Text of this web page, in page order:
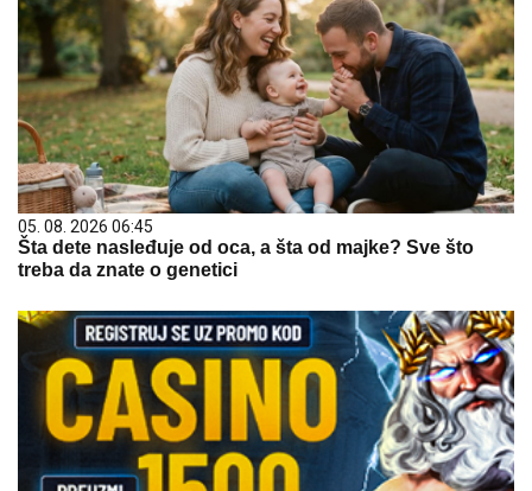
05. 08. 2026 06:45
Šta dete nasleđuje od oca, a šta od majke? Sve što
treba da znate o genetici